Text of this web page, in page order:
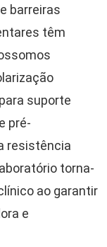
barreiras
têm
suporte
pré-
resistência
torna-
ao garantir
e